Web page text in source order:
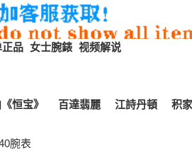
正品 女士腕錶 视频解说
恒宝》 百達翡麗 江詩丹頓 积家
腕表